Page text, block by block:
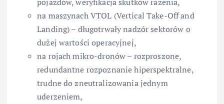
na maszynach VTOL (Vertical Take-Off and
Landing) – długotrwały nadzór sektorów o
dużej wartości operacyjnej,
na rojach mikro-dronów – rozproszone,
redundantne rozpoznanie hiperspektralne,
trudne do zneutralizowania jednym
uderzeniem,